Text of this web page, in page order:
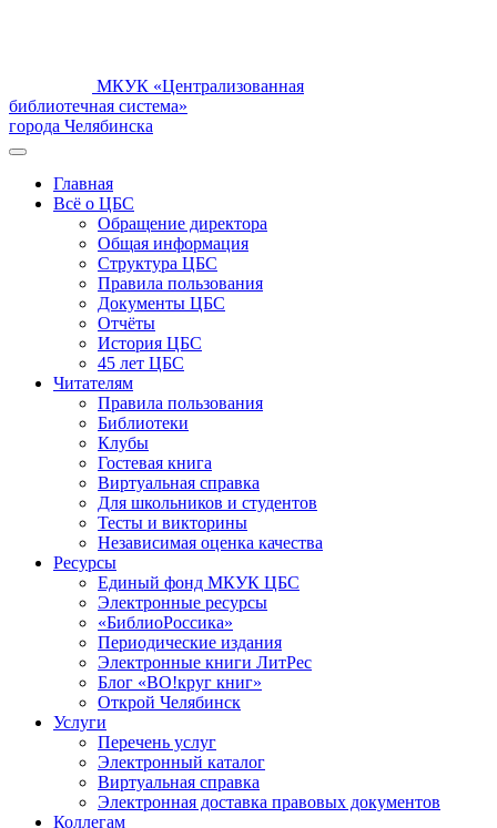
МКУК «Централизованная
библиотечная система»
города Челябинска
Главная
Всё о ЦБС
Обращение директора
Общая информация
Структура ЦБС
Правила пользования
Документы ЦБС
Отчёты
История ЦБС
45 лет ЦБС
Читателям
Правила пользования
Библиотеки
Клубы
Гостевая книга
Виртуальная справка
Для школьников и студентов
Тесты и викторины
Независимая оценка качества
Ресурсы
Единый фонд МКУК ЦБС
Электронные ресурсы
«БиблиоРоссика»
Периодические издания
Электронные книги ЛитРес
Блог «ВО!круг книг»
Открой Челябинск
Услуги
Перечень услуг
Электронный каталог
Виртуальная справка
Электронная доставка правовых документов
Коллегам